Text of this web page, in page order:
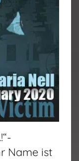
Name ist